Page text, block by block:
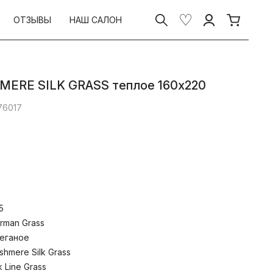
ОТЗЫВЫ НАШ САЛОН
SILK GRASS теплое 160х220
стеганых одеял производится
технологии. Сложносоставной
расположены в порядке Silk –
внутри чехла из жаккардового
NOBLESATEEN, созданного на
в Германии. Это – эксклюзивное
кашмирских коз выступает
Grass
Silk Grass
Line Grass